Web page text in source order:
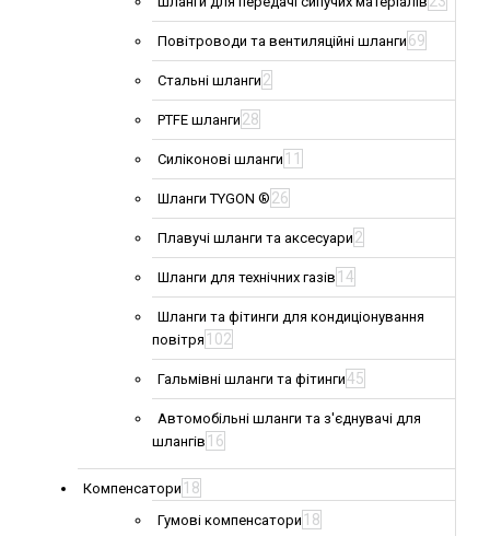
Повітроводи та вентиляційні шланги 69
Стальні шланги 2
PTFE шланги 28
Силіконові шланги 11
Шланги TYGON ® 26
Плавучі шланги та аксесуари 2
Шланги для технічних газів 14
Шланги та фітинги для кондиціонування
повітря 102
Гальмівні шланги та фітинги45
Автомобільні шланги та з'єднувачі для
шлангів 16
Компенсатори 18
Гумові компенсатори 18